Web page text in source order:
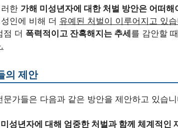
한 가해 미성년자에 대한 처벌 방안은 어떠해
인에 비해 더 유예된 처벌이 이루어지고 있
점 더 폭력적이고 잔혹해지는 추세를 감안할
의 제안
문가들은 다음과 같은 방안을 제안하고 있습
성년자에 대해 엄중한 처벌과 함께 체계적인